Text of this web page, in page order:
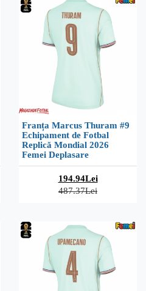
Franța Marcus Thuram #9
Echipament de Fotbal
Replică Mondial 2026
Femei Deplasare
194.94Lei
487.37Lei